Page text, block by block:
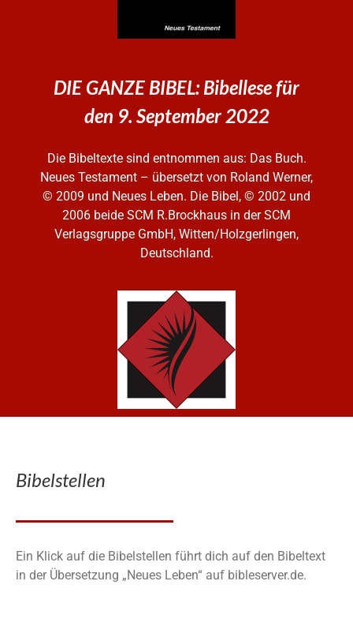
DIE GANZE BIBEL: Bibellese für
den 9. September 2022
Die Bibeltexte sind entnommen aus: Das Buch.
Neues Testament – übersetzt von Roland Werner,
© 2009 und Neues Leben. Die Bibel, © 2002 und
2006 beide SCM R.Brockhaus in der SCM
Verlagsgruppe GmbH, Witten/Holzgerlingen,
Deutschland.
Bibelstellen
Ein Klick auf die Bibelstellen führt dich auf den Bibeltext
in der Übersetzung „Neues Leben“ auf bibleserver.de.